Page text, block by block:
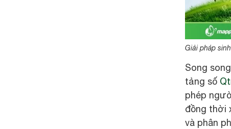
Giải pháp
Song
tảng số
phép
đồng thời
và phân